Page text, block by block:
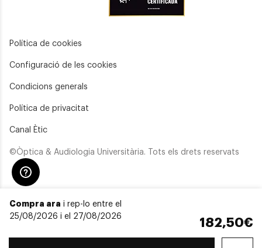
Compra ara i rep-lo entre el
25/08/2026 i el 27/08/2026
182,50€
Política de cookies
Configuració de les cookies
Condicions generals
Política de privacitat
Canal Ètic
©Òptica & Audiologia Universitària. Tots els drets reservats